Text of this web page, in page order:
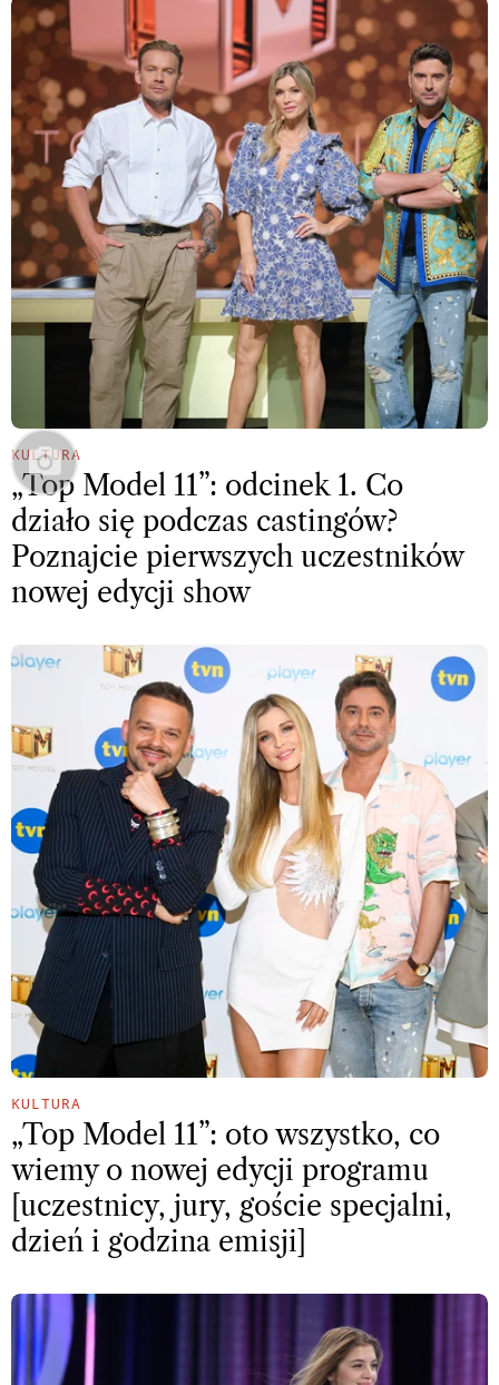
KULTURA
„Top Model 11”: odcinek 1. Co
działo się podczas castingów?
Poznajcie pierwszych uczestników
nowej edycji show
KULTURA
„Top Model 11”: oto wszystko, co
wiemy o nowej edycji programu
[uczestnicy, jury, goście specjalni,
dzień i godzina emisji]